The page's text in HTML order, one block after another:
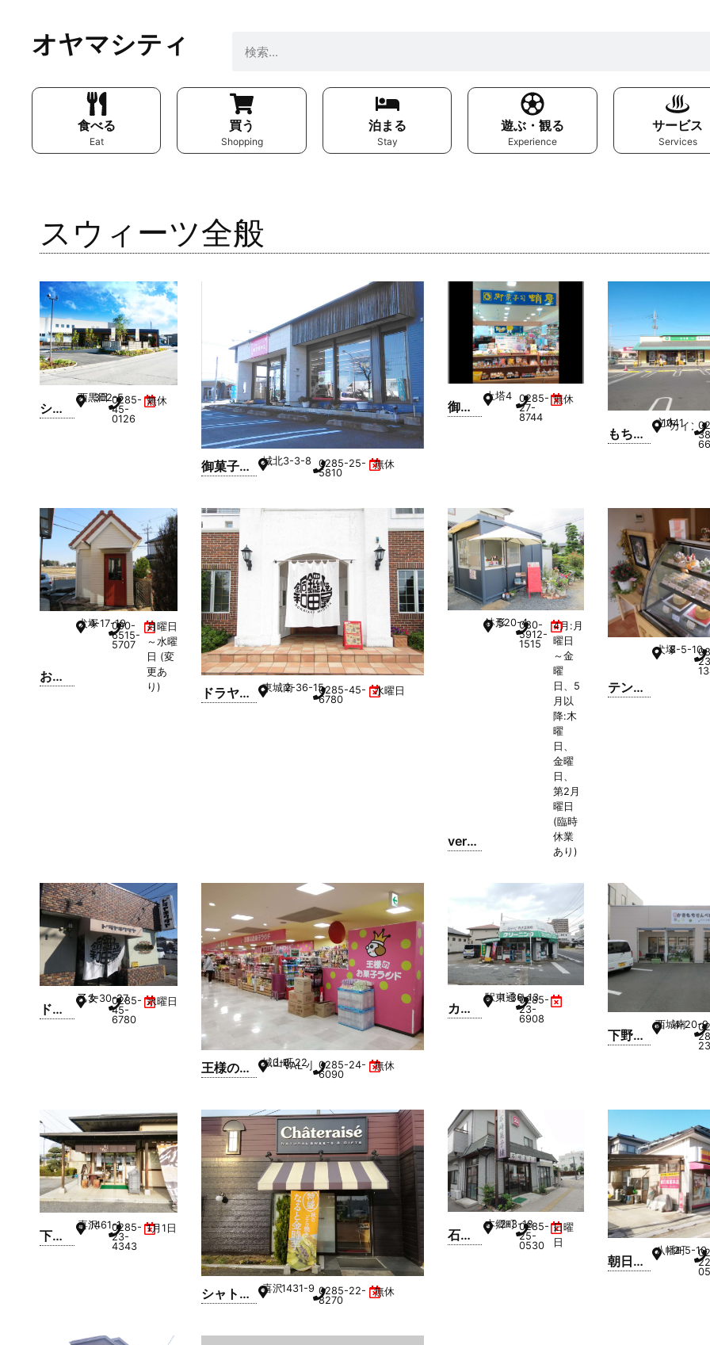
オヤマシティ
食べる
Eat
買う
Shopping
泊まる
Stay
遊ぶ・観る
Experience
サービス
Services
スウィーツ全般
ショ
西黒田302-50285-
45-
0126
無休
御菓子司
城北3-3-8
0285-25-
5810
無休
御菓
店
土塔4
0285-
27-
8744
無休
もち吉
立木
1041
カイン
おや
犬塚4-17-19
090-
6515-
5707
月曜日
～水曜
日 (変
更あ
り)
ドラヤキ
東城南2-36-150285-45-
6780
水曜日
very
othie
鉢形520-4080-
5912-
1515
4月:月
曜日
～金
曜
日、5
月以
降:木
曜
日、
金曜
日、
第2月
曜日
(臨時
休業
あり)
テンダ
犬塚8-5-10
ドラ
乙女3-30-27
0285-
45-
6780
水曜日
王様のお
城山町
3-3-22
VAL 小山駅ビル 3F
0285-24-
6090
無休
カナ
駅東通り
1-36-13
0285-
23-
6908
下野乃
南店
西城南4-20-9
下野
喜沢1461-10285-
23-
4343
1月1日
シャトレ
店
喜沢1431-9 0285-22-
8270
無休
石崎
本郷町2-3-180285-
25-
0530
日曜
日
朝日製
八幡町2-5-10